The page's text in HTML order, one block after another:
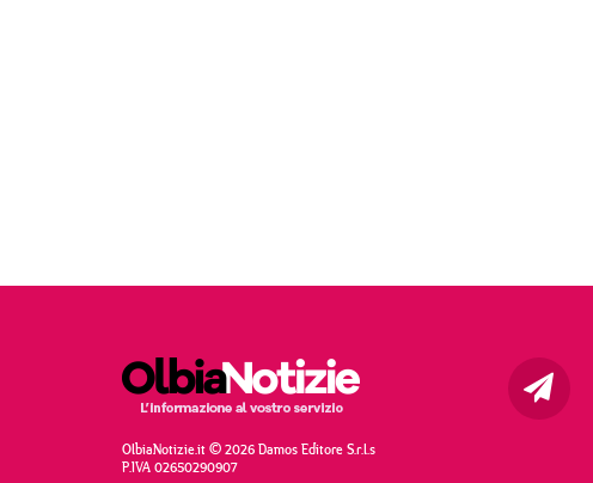
OlbiaNotizie.it © 2026 Damos Editore S.r.l.s
P.IVA 02650290907